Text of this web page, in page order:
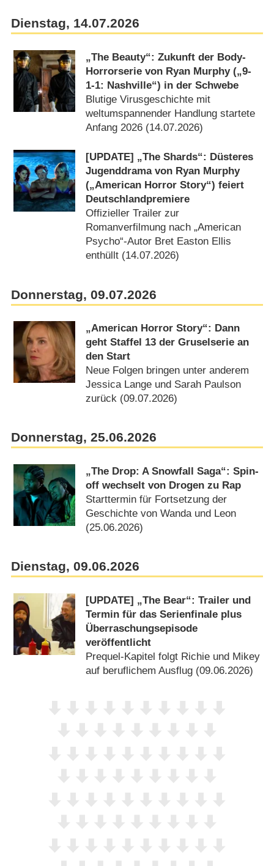
Dienstag, 14.07.2026
„The Beauty“: Zukunft der Body-
Horrorserie von Ryan Murphy („9-
1-1: Nashville“) in der Schwebe
Blutige Virusgeschichte mit
weltumspannender Handlung startete
Anfang 2026 (14.07.2026)
[UPDATE] „The Shards“: Düsteres
Jugenddrama von Ryan Murphy
(„American Horror Story“) feiert
Deutschlandpremiere
Offizieller Trailer zur
Romanverfilmung nach „American
Psycho“-Autor Bret Easton Ellis
enthüllt (14.07.2026)
Donnerstag, 09.07.2026
„American Horror Story“: Dann
geht Staffel 13 der Gruselserie an
den Start
Neue Folgen bringen unter anderem
Jessica Lange und Sarah Paulson
zurück (09.07.2026)
Donnerstag, 25.06.2026
„The Drop: A Snowfall Saga“: Spin-
off wechselt von Drogen zu Rap
Starttermin für Fortsetzung der
Geschichte von Wanda und Leon
(25.06.2026)
Dienstag, 09.06.2026
[UPDATE] „The Bear“: Trailer und
Termin für das Serienfinale plus
Überraschungsepisode
veröffentlicht
Prequel-Kapitel folgt Richie und Mikey
auf beruflichem Ausflug (09.06.2026)